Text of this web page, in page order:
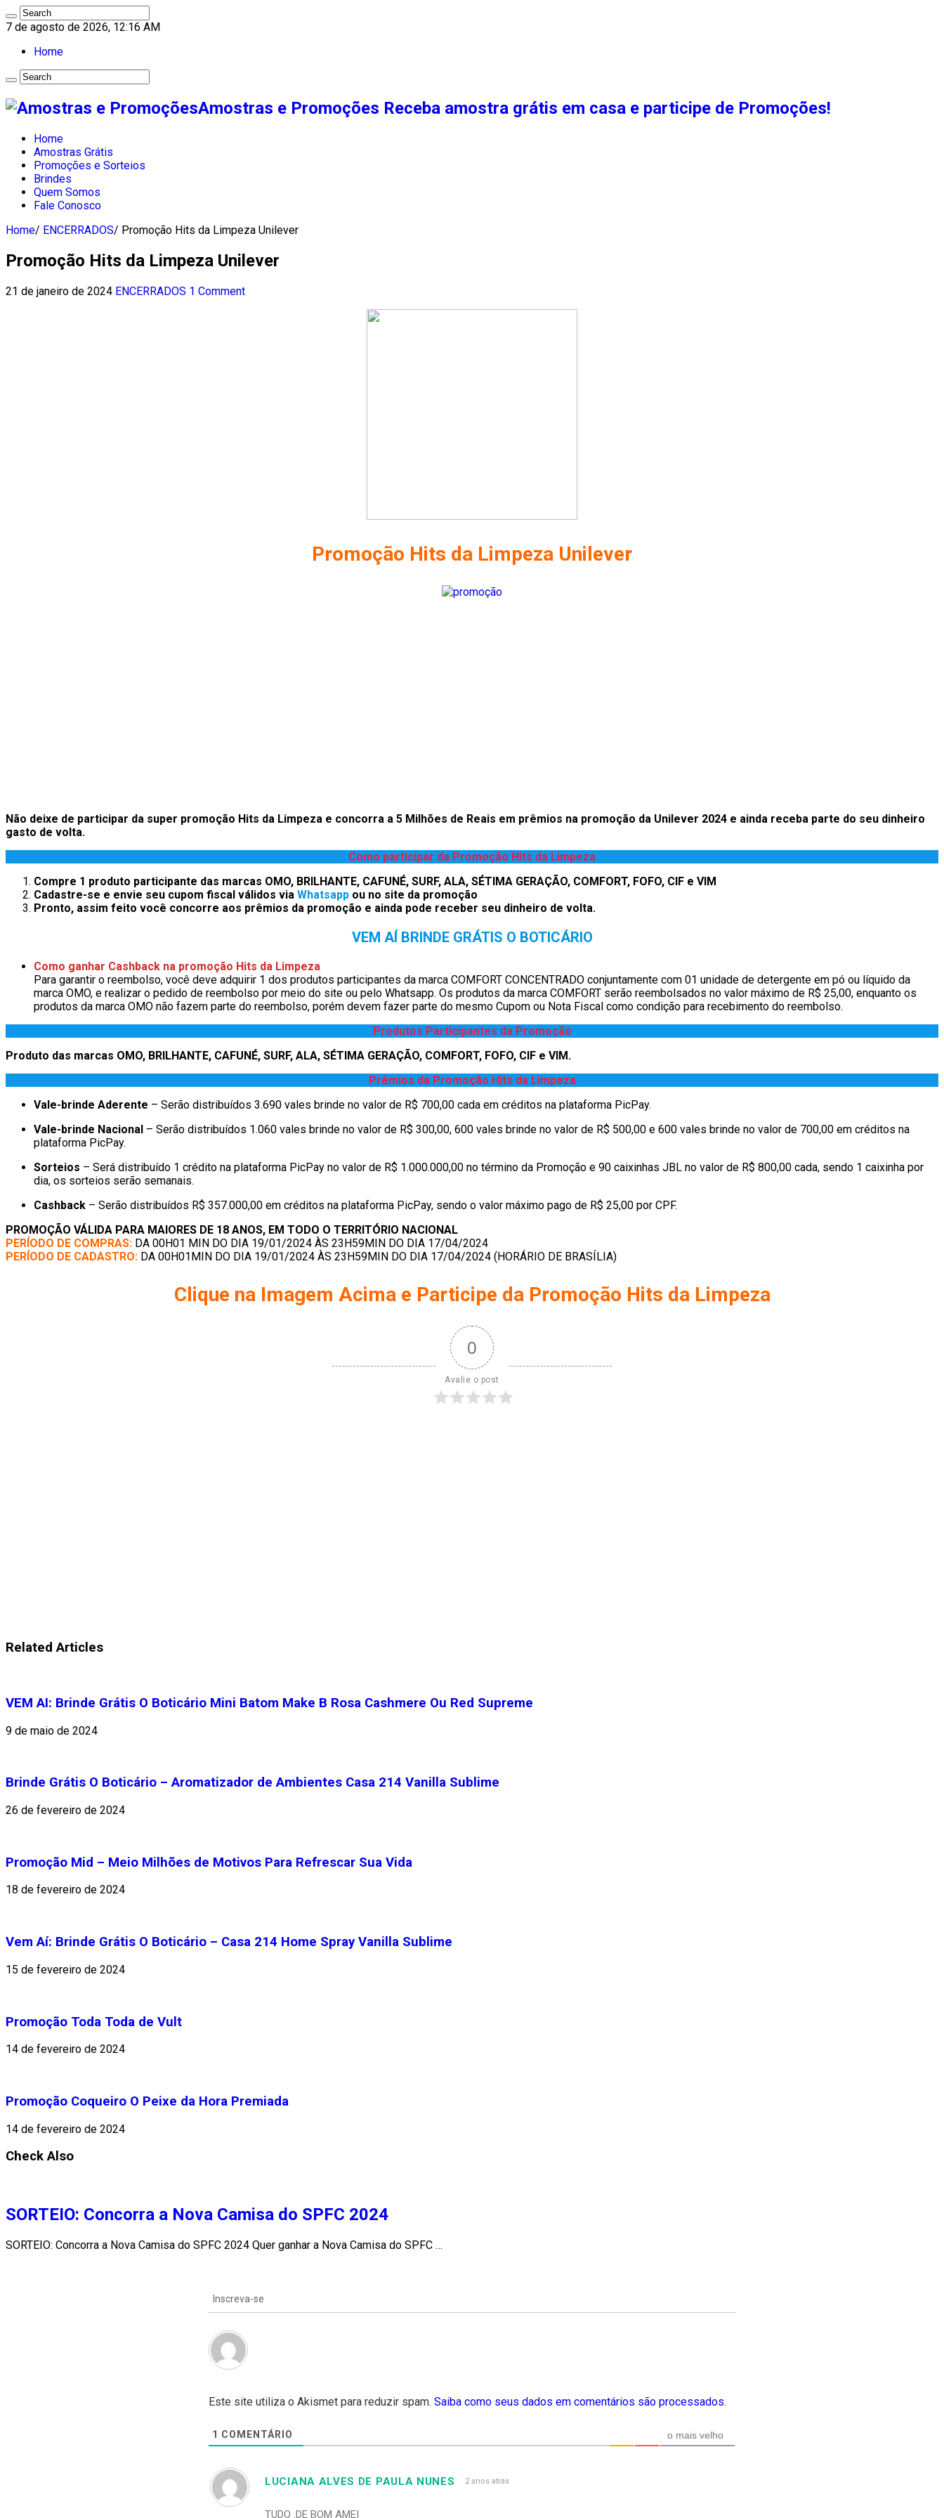
7 de agosto de 2026, 12:16 AM
Home
Amostras e Promoções Receba amostra grátis em casa e participe de Promoções!
Home
Amostras Grátis
Promoções e Sorteios
Brindes
Quem Somos
Fale Conosco
Home/ ENCERRADOS/ Promoção Hits da Limpeza Unilever
Promoção Hits da Limpeza Unilever
21 de janeiro de 2024 ENCERRADOS 1 Comment
Promoção Hits da Limpeza Unilever
Não deixe de participar da super promoção Hits da Limpeza e concorra a 5 Milhões de Reais em prêmios na promoção da Unilever 2024 e ainda receba parte do seu dinheiro
gasto de volta.
Como participar da Promoção Hits da Limpeza
Compre 1 produto participante das marcas OMO, BRILHANTE, CAFUNÉ, SURF, ALA, SÉTIMA GERAÇÃO, COMFORT, FOFO, CIF e VIM
Cadastre-se e envie seu cupom fiscal válidos via Whatsapp ou no site da promoção
Pronto, assim feito você concorre aos prêmios da promoção e ainda pode receber seu dinheiro de volta.
VEM AÍ BRINDE GRÁTIS O BOTICÁRIO
Como ganhar Cashback na promoção Hits da Limpeza
Para garantir o reembolso, você deve adquirir 1 dos produtos participantes da marca COMFORT CONCENTRADO conjuntamente com 01 unidade de detergente em pó ou líquido da
marca OMO, e realizar o pedido de reembolso por meio do site ou pelo Whatsapp. Os produtos da marca COMFORT serão reembolsados no valor máximo de R$ 25,00, enquanto os
produtos da marca OMO não fazem parte do reembolso, porém devem fazer parte do mesmo Cupom ou Nota Fiscal como condição para recebimento do reembolso.
Produtos Participantes da Promoção
Produto das marcas OMO, BRILHANTE, CAFUNÉ, SURF, ALA, SÉTIMA GERAÇÃO, COMFORT, FOFO, CIF e VIM.
Prêmios da Promoção Hits da Limpeza
Vale-brinde Aderente – Serão distribuídos 3.690 vales brinde no valor de R$ 700,00 cada em créditos na plataforma PicPay.
Vale-brinde Nacional – Serão distribuídos 1.060 vales brinde no valor de R$ 300,00, 600 vales brinde no valor de R$ 500,00 e 600 vales brinde no valor de 700,00 em créditos na
plataforma PicPay.
Sorteios – Será distribuído 1 crédito na plataforma PicPay no valor de R$ 1.000.000,00 no término da Promoção e 90 caixinhas JBL no valor de R$ 800,00 cada, sendo 1 caixinha por
dia, os sorteios serão semanais.
Cashback – Serão distribuídos R$ 357.000,00 em créditos na plataforma PicPay, sendo o valor máximo pago de R$ 25,00 por CPF.
PROMOÇÃO VÁLIDA PARA MAIORES DE 18 ANOS, EM TODO O TERRITÓRIO NACIONAL
PERÍODO DE COMPRAS: DA 00H01 MIN DO DIA 19/01/2024 ÀS 23H59MIN DO DIA 17/04/2024
PERÍODO DE CADASTRO: DA 00H01MIN DO DIA 19/01/2024 ÀS 23H59MIN DO DIA 17/04/2024 (HORÁRIO DE BRASÍLIA)
Clique na Imagem Acima e Participe daPromoção Hits da Limpeza
0
Avalie o post
Related Articles
VEM AI: Brinde Grátis O Boticário Mini Batom Make B Rosa Cashmere Ou Red Supreme
9 de maio de 2024
Brinde Grátis O Boticário – Aromatizador de Ambientes Casa 214 Vanilla Sublime
26 de fevereiro de 2024
Promoção Mid – Meio Milhões de Motivos Para Refrescar Sua Vida
18 de fevereiro de 2024
Vem Aí: Brinde Grátis O Boticário – Casa 214 Home Spray Vanilla Sublime
15 de fevereiro de 2024
Promoção Toda Toda de Vult
14 de fevereiro de 2024
Promoção Coqueiro O Peixe da Hora Premiada
14 de fevereiro de 2024
Check Also
SORTEIO: Concorra a Nova Camisa do SPFC 2024
SORTEIO: Concorra a Nova Camisa do SPFC 2024 Quer ganhar a Nova Camisa do SPFC …
Inscreva-se
Este site utiliza o Akismet para reduzir spam. Saiba como seus dados em comentários são processados.
1 COMENTÁRIO o mais velho
LUCIANA ALVES DE PAULA NUNES 2 anos atrás
TUDO .DE BOM AMEI